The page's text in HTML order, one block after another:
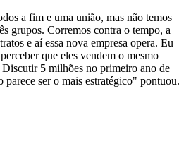
a fim e uma união, mas não temos
grupos. Corremos contra o tempo, a
e aí essa nova empresa opera. Eu
que eles vendem o mesmo
5 milhões no primeiro ano de
parece ser o mais estratégico" pontuou.